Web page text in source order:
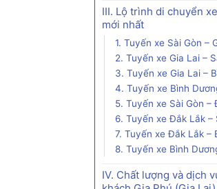
III. Lộ trình di chuyển
mới nhất
1. Tuyến xe Sài Gòn –
2. Tuyến xe Gia Lai –
3. Tuyến xe Gia Lai –
4. Tuyến xe Bình
5. Tuyến xe Sài Gòn –
6. Tuyến xe Đắk Lắk –
7. Tuyến xe Đắk Lắk –
8. Tuyến xe Bình
IV. Chất lượng và dịch